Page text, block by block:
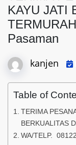
KAYU JATI
Pasaman
kanjen
Table of
TERIMA
BERKUALITAS
WA/TELP.